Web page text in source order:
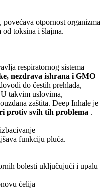
, povećava otpornost organizma
od toksina i šlajma.
respiratornog sistema
nezdrava ishrana i GMO
do čestih prehlada,
takvim uslovima,
zaštita. Deep Inhale je
protiv svih tih problema .
funkciju pluća.
bolesti uključujući i upalu
ćelija